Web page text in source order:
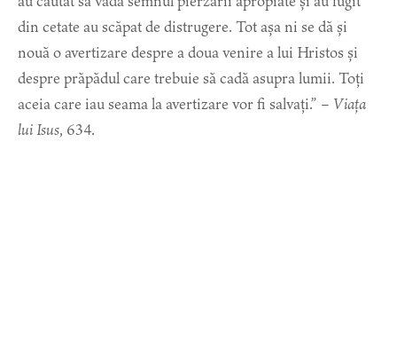
din cetate au scăpat de distrugere. Tot așa ni se dă și
nouă o avertizare despre a doua venire a lui Hristos și
despre prăpădul care trebuie să cadă asupra lumii. Toți
aceia care iau seama la avertizare vor fi salvați.” – Viața
lui Isus, 634.